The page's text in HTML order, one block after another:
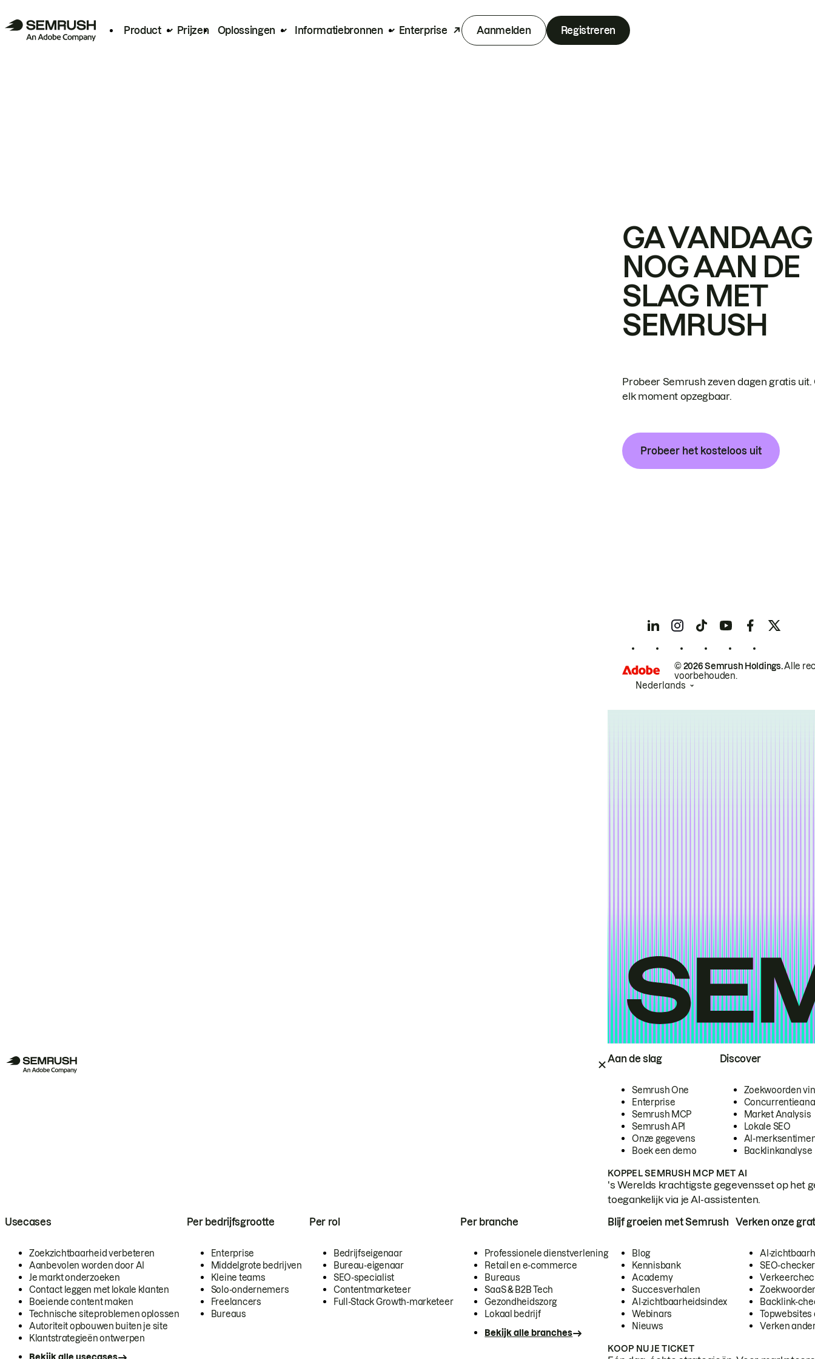
Product Prijzen Oplossingen Informatiebronnen Enterprise Aanmelden Registreren
Aan de slag
Semrush One
Enterprise
Semrush MCP
Semrush API
Onze gegevens
Boek een demo
Discover
Zoekwoorden
Market Analysis
Lokale SEO
AI-
Backlinkanalyse
KOPPEL SEMRUSH MCP MET AI
's Werelds krachtigste gegevensset op het
toegankelijk via je AI-assistenten.
Usecases
Zoekzichtbaarheid verbeteren
Aanbevolen worden door AI
Je markt onderzoeken
Contact leggen met lokale klanten
Boeiende content maken
Technische siteproblemen oplossen
Autoriteit opbouwen buiten je site
Klantstrategieën ontwerpen
Per bedrijfsgrootte
Enterprise
Middelgrote bedrijven
Kleine teams
Solo-ondernemers
Freelancers
Bureaus
Per rol
Bedrijfseigenaar
Bureau-eigenaar
SEO-specialist
Contentmarketeer
Full-Stack Growth-marketeer
Per branche
Professionele dienstverlening
Retail en e-commerce
Bureaus
SaaS & B2B Tech
Gezondheidszorg
Lokaal bedrijf
Bekijk alle branches
Blijf groeien met Semrush
Blog
Kennisbank
Academy
Succesverhalen
AI-zichtbaarheidsindex
Webinars
Nieuws
Verken onze
AI-
SEO-checker
Backlink-
Topwebsites
Verken
KOOP NU JE TICKET
GA VANDAAG
NOG AAN DE
SLAG MET
SEMRUSH
Probeer Semrush zeven dagen gratis uit.
elk moment opzegbaar.
Probeer het kosteloos uit
© 2026 Semrush Holdings.Alle
voorbehouden.
Nederlands